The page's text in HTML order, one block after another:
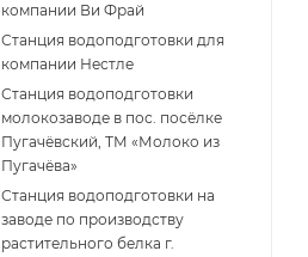
компании Ви Фрай
Станция водоподготовки для
компании Нестле
Станция водоподготовки
молокозаводе в пос. посёлке
Пугачёвский, ТМ «Молоко из
Пугачёва»
Станция водоподготовки на
заводе по производству
растительного белка г.